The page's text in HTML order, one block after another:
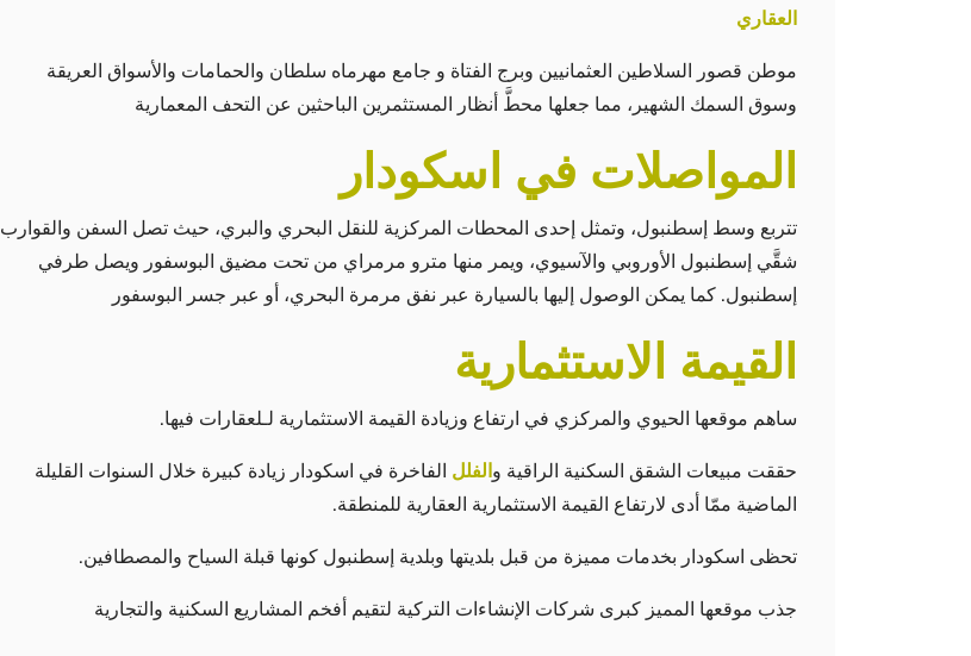
العقاري
موطن قصور السلاطين العثمانيين وبرج الفتاة و جامع مهرماه سلطان والحمامات والأسواق العريقة
وسوق السمك الشهير، مما جعلها محطَّ أنظار المستثمرين الباحثين عن التحف المعمارية
المواصلات في اسكودار
تتربع وسط إسطنبول، وتمثل إحدى المحطات المركزية للنقل البحري والبري، حيث تصل السفن والقوارب
شقَّي إسطنبول الأوروبي والآسيوي، ويمر منها مترو مرمراي من تحت مضيق البوسفور ويصل طرفي
إسطنبول. كما يمكن الوصول إليها بالسيارة عبر نفق مرمرة البحري، أو عبر جسر البوسفور
القيمة الاستثمارية
ساهم موقعها الحيوي والمركزي في ارتفاع وزيادة القيمة الاستثمارية لـلعقارات فيها.
حققت مبيعات الشقق السكنية الراقية والفلل الفاخرة في اسكودار زيادة كبيرة خلال السنوات القليلة
الماضية ممّا أدى لارتفاع القيمة الاستثمارية العقارية للمنطقة.
تحظى اسكودار بخدمات مميزة من قبل بلديتها وبلدية إسطنبول كونها قبلة السياح والمصطافين.
جذب موقعها المميز كبرى شركات الإنشاءات التركية لتقيم أفخم المشاريع السكنية والتجارية